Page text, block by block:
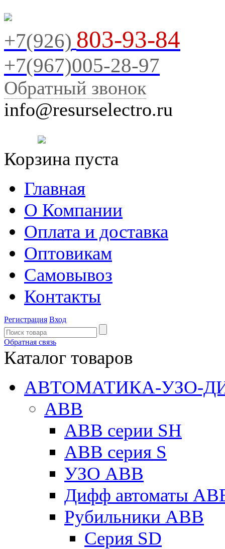
+7(926) 803-93-84
+7(967)005-28-97
Обратный звонок
info@resurselectro.ru
Корзина пуста
Главная
О Компании
Оплата и доставка
Оптовикам
Самовывоз
Контакты
Регистрация Вход
Обратная связь
Каталог товаров
АВТОМАТИКА-УЗО-
ABB
ABB серии SH
ABB серия S
УЗО ABB
Дифф автоматы
Рубильники ABB
Серия SD